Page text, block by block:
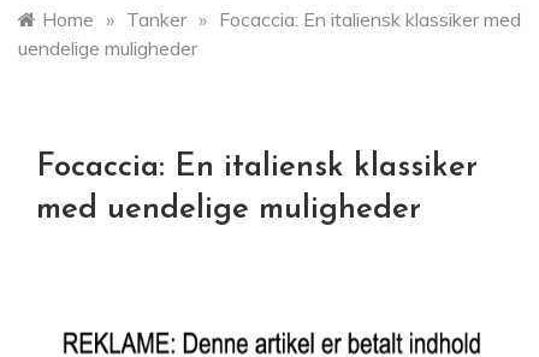
Home » Tanker » Focaccia: En italiensk klassiker med
uendelige muligheder
Focaccia: En italiensk klassiker
med uendelige muligheder